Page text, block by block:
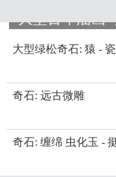
大型百年油画-
大型绿松奇石: 猿 -
奇石: 远古微雕
奇石: 缠绵 虫化玉 -